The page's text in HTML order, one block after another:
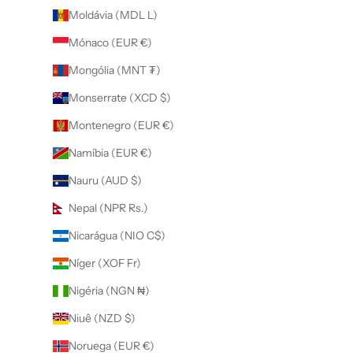
Moldávia (MDL L)
Mónaco (EUR €)
Mongólia (MNT ₮)
Monserrate (XCD $)
Montenegro (EUR €)
Namíbia (EUR €)
Nauru (AUD $)
Nepal (NPR Rs.)
Nicarágua (NIO C$)
Níger (XOF Fr)
Nigéria (NGN ₦)
Niuê (NZD $)
Noruega (EUR €)